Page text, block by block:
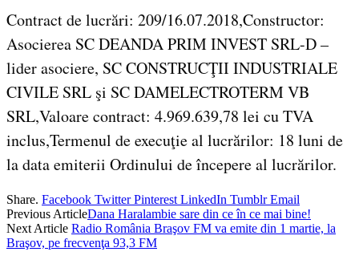
Contract de lucrări: 209/16.07.2018,Constructor:
Asocierea SC DEANDA PRIM INVEST SRL-D –
lider asociere, SC CONSTRUCŢII INDUSTRIALE
CIVILE SRL şi SC DAMELECTROTERM VB
SRL,Valoare contract: 4.969.639,78 lei cu TVA
inclus,Termenul de execuţie al lucrărilor: 18 luni de
la data emiterii Ordinului de începere al lucrărilor.
Share. Facebook Twitter Pinterest LinkedIn Tumblr Email
Previous ArticleDana Haralambie sare din ce în ce mai bine!
Next Article Radio România Braşov FM va emite din 1 martie, la
Braşov, pe frecvenţa 93,3 FM